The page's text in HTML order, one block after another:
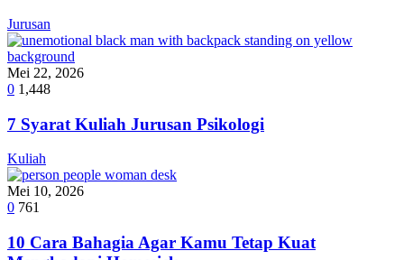
Jurusan
Mei 22, 2026
0 1,448
7 Syarat Kuliah Jurusan Psikologi
Kuliah
Mei 10, 2026
0 761
10 Cara Bahagia Agar Kamu Tetap Kuat